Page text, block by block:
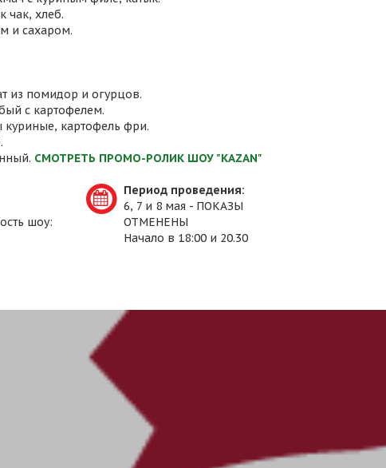
чак, хлеб.
и сахаром.
из помидор и огурцов.
с картофелем.
куриные, картофель фри.
СМОТРЕТЬ ПРОМО-РОЛИК ШОУ "KAZAN"
шоу:
Период проведения:
6, 7 и 8 мая - ПОКАЗЫ
ОТМЕНЕНЫ
Начало в 18:00 и 20.30